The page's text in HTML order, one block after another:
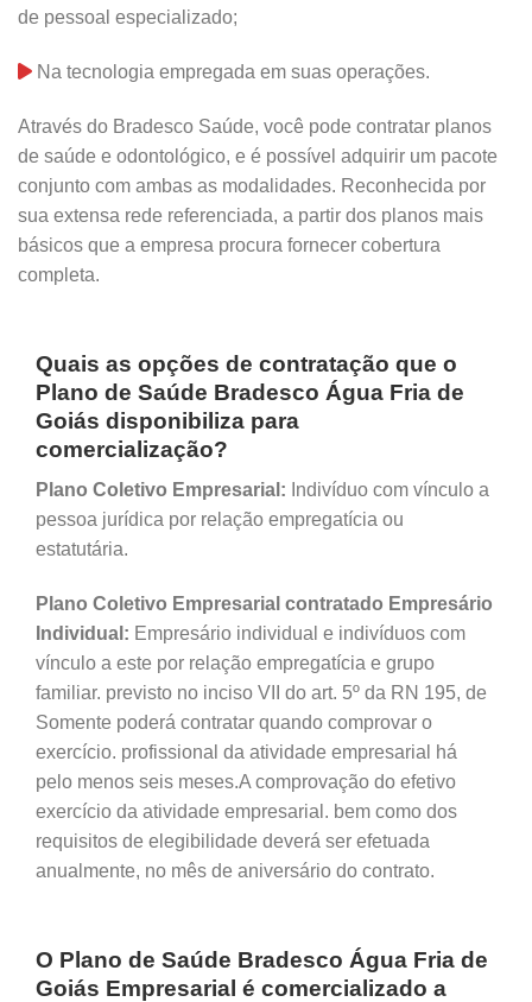
de pessoal especializado;
Na tecnologia empregada em suas operações.
Através do Bradesco Saúde, você pode contratar planos
de saúde e odontológico, e é possível adquirir um pacote
conjunto com ambas as modalidades. Reconhecida por
sua extensa rede referenciada, a partir dos planos mais
básicos que a empresa procura fornecer cobertura
completa.
Quais as opções de contratação que o
Plano de Saúde Bradesco Água Fria de
Goiás disponibiliza para
comercialização?
Plano Coletivo Empresarial: Indivíduo com vínculo a
pessoa jurídica por relação empregatícia ou
estatutária.
Plano Coletivo Empresarial contratado Empresário
Individual: Empresário individual e indivíduos com
vínculo a este por relação empregatícia e grupo
familiar. previsto no inciso VII do art. 5º da RN 195, de
Somente poderá contratar quando comprovar o
exercício. profissional da atividade empresarial há
pelo menos seis meses.A comprovação do efetivo
exercício da atividade empresarial. bem como dos
requisitos de elegibilidade deverá ser efetuada
anualmente, no mês de aniversário do contrato.
O Plano de Saúde Bradesco Água Fria de
Goiás Empresarial é comercializado a